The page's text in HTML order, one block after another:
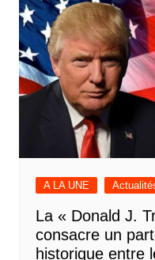
A LA UNE
La « Donald J.
consacre un
historique entre